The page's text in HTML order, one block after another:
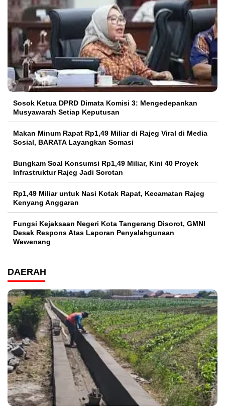
Sosok Ketua DPRD Dimata Komisi 3: Mengedepankan
Musyawarah Setiap Keputusan
Makan Minum Rapat Rp1,49 Miliar di Rajeg Viral di Media
Sosial, BARATA Layangkan Somasi
Bungkam Soal Konsumsi Rp1,49 Miliar, Kini 40 Proyek
Infrastruktur Rajeg Jadi Sorotan
Rp1,49 Miliar untuk Nasi Kotak Rapat, Kecamatan Rajeg
Kenyang Anggaran
Fungsi Kejaksaan Negeri Kota Tangerang Disorot, GMNI
Desak Respons Atas Laporan Penyalahgunaan
Wewenang
DAERAH